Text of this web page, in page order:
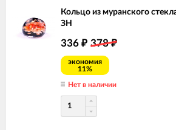
Кольцо из муранского
ЗН
336 ₽ 378₽
экономия
11%
Нет в наличии